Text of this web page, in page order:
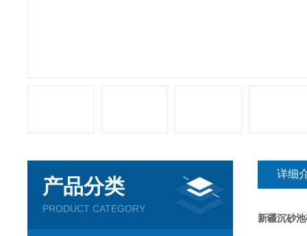
产品分类
PRODUCT CATEGORY
详细
新疆沉砂